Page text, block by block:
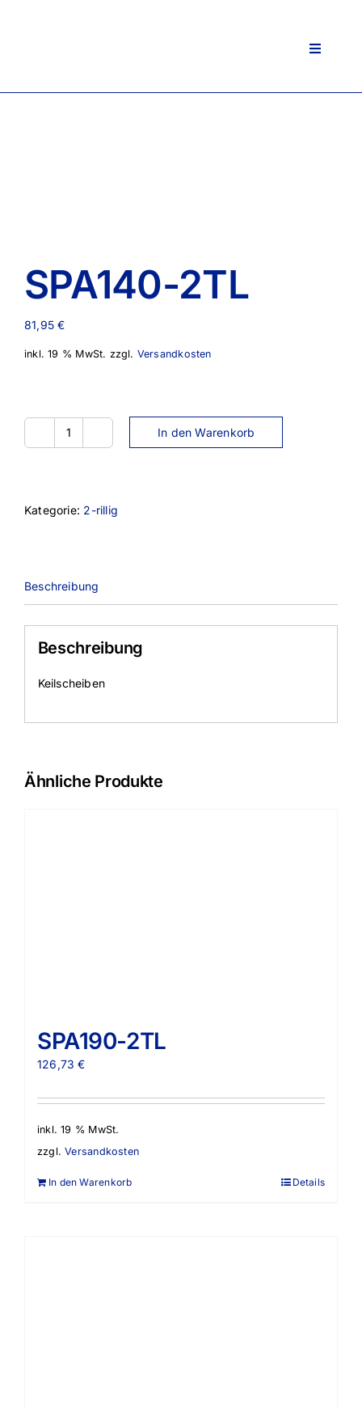
Toggle
SPA140-2TL
81,95€
inkl. 19 % MwSt. zzgl. Versandkosten
SPA140-
In den Warenkorb
Kategorie: 2-rillig
Beschreibung
Beschreibung
Keilscheiben
Ähnliche Produkte
SPA190-2TL
126,73€
inkl. 19 % MwSt.
zzgl.Versandkosten
In den Warenkorb Details